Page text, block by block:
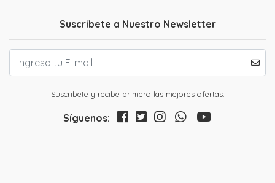
Suscríbete a Nuestro Newsletter
Suscribete y recibe primero las mejores ofertas.
Síguenos: